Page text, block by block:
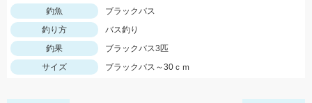
釣魚
ブラックバス
釣り方
バス釣り
釣果
ブラックバス3匹
サイズ
ブラックバス～30ｃｍ